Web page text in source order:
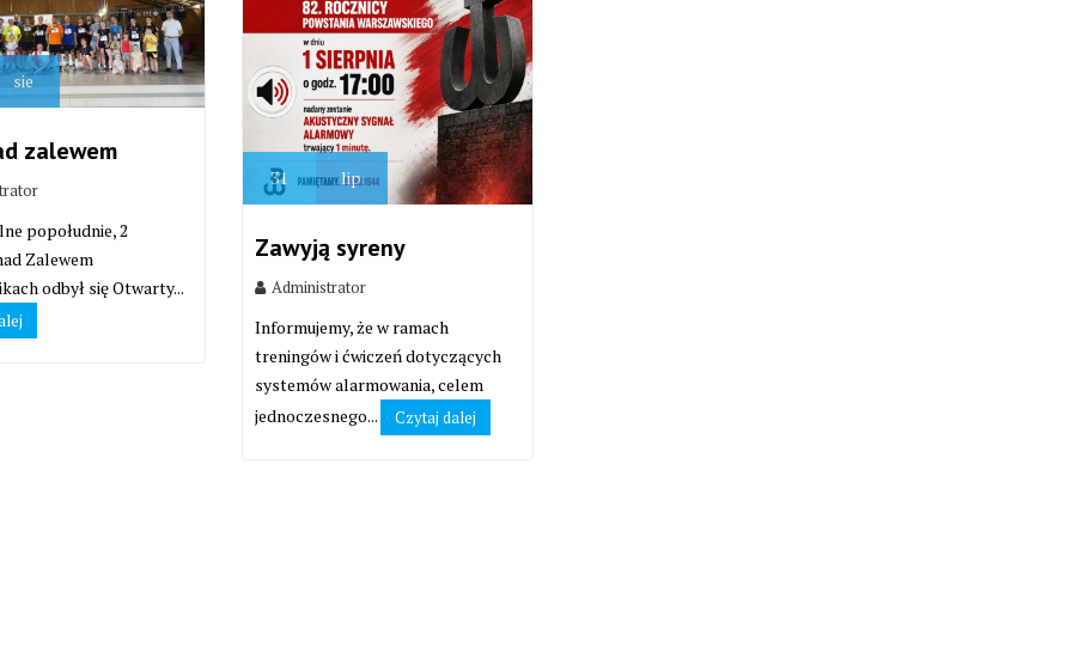
sie
zalewem
popołudnie, 2
Zalewem
odbył się Otwarty...
31 lip
Zawyją syreny
Administrator
Informujemy, że w ramach
treningów i ćwiczeń dotyczących
systemów alarmowania, celem
jednoczesnego...
Czytaj dalej